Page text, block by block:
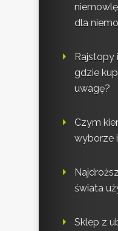
dla
Rajstopy
gdzie
uwagę?
Czym
wyborze
świata
Sklep z